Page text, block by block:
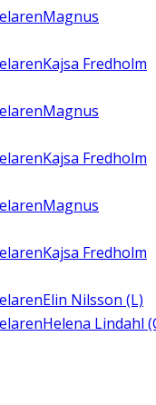
Magnus
Kajsa Fredholm
Magnus
Kajsa Fredholm
Magnus
Kajsa Fredholm
Elin Nilsson (L)
Helena Lindahl